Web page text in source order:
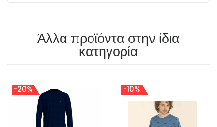
Άλλα προϊόντα στην ίδια
κατηγορία
-20% -10%